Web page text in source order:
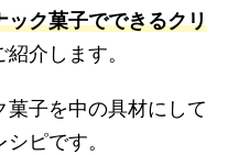
ック菓子でできるクリ
紹介します。
菓子を中の具材にして
ピです。